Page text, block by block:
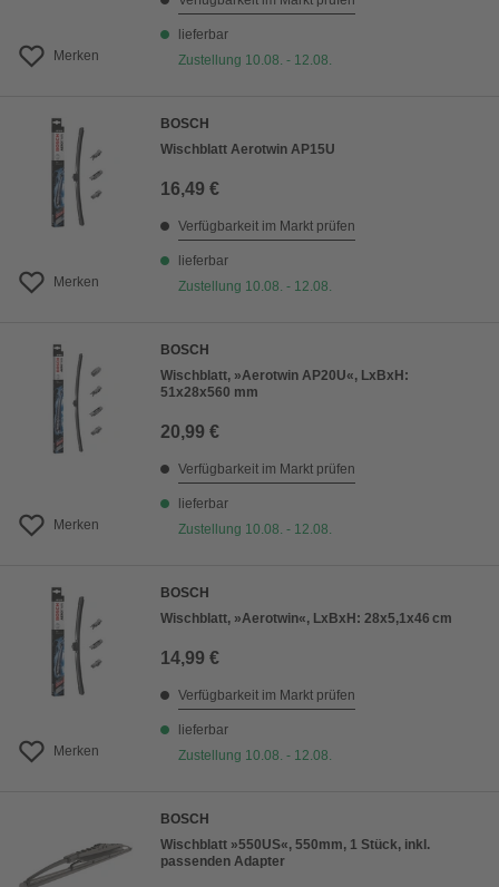
Merken
lieferbar
Zustellung 10.08. - 12.08.
Merken
BOSCH
Wischblatt Aerotwin AP15U
16,49 €
Verfügbarkeit im Markt prüfen
lieferbar
Zustellung 10.08. - 12.08.
Merken
BOSCH
Wischblatt, »Aerotwin AP20U«, LxBxH:
51x28x560 mm
20,99 €
Verfügbarkeit im Markt prüfen
lieferbar
Zustellung 10.08. - 12.08.
Merken
BOSCH
Wischblatt, »Aerotwin«, LxBxH: 28x5,1x46 cm
14,99 €
Verfügbarkeit im Markt prüfen
lieferbar
Zustellung 10.08. - 12.08.
BOSCH
Wischblatt »550US«, 550mm, 1 Stück, inkl.
passenden Adapter